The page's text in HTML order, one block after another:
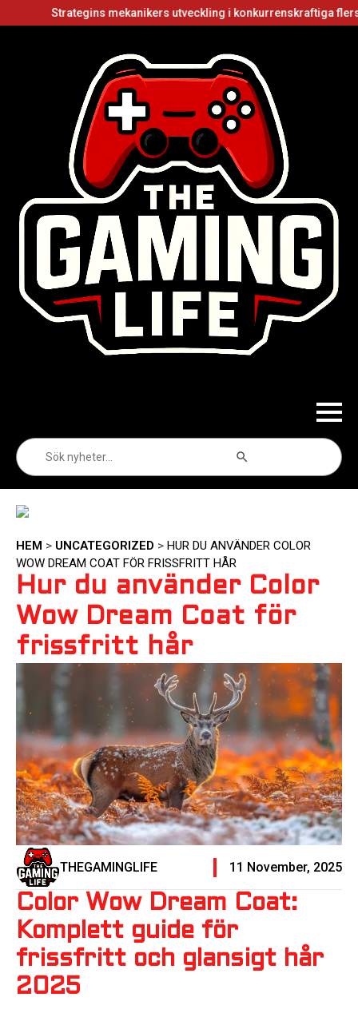
Strategins mekanikers utveckling i konkurrenskraftiga
efter:
HEM > UNCATEGORIZED > HUR DU ANVÄNDER COLOR
WOW DREAM COAT FÖR FRISSFRITT HÅR
Hur du använder Color
Wow Dream Coat för
frissfritt hår
THEGAMINGLIFE 11 November, 2025
Color Wow Dream Coat:
Komplett guide för
frissfritt och glansigt hår
2025